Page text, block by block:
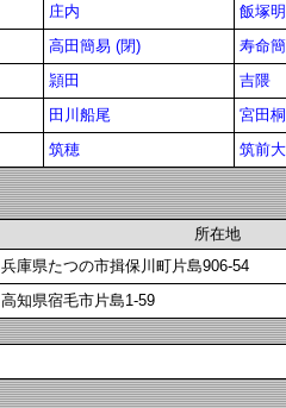
庄内
飯塚
高田簡易 (閉)
寿命
頴田
吉隈
田川船尾
宮田
筑穂 筑前
所在地
兵庫県たつの市揖保川町片島906-54
高知県宿毛市片島1-59